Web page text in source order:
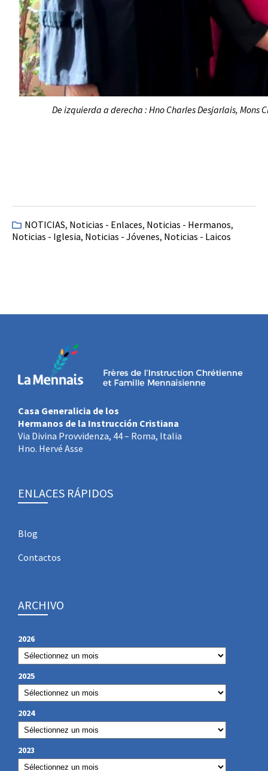
De izquierda a derecha : Hno Charles Desjarlais, Mons
NOTICIAS, Noticias - Enlaces, Noticias - Hermanos,
Noticias - Iglesia, Noticias - Jóvenes, Noticias - Laicos
Casa Generalicia de los
Hermanos de la Instrucción Cristiana
Via Divina Provvidenza, 44 – Roma, Italia
Hno. Hervé Asse
ENLACES RÁPIDOS
Blog
Contactos
ARCHIVO
2026
2025
2024
2023